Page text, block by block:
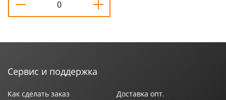
Сервис и поддержка
Как сделать заказ Доставка опт.